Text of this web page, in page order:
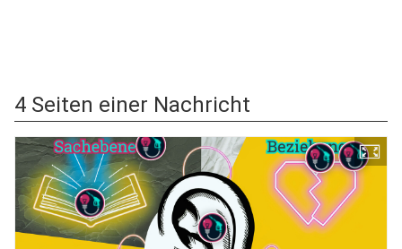
4 Seiten einer Nachricht